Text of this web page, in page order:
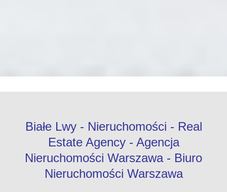
Białe Lwy - Nieruchomości - Real
Estate Agency - Agencja
Nieruchomości Warszawa - Biuro
Nieruchomości Warszawa